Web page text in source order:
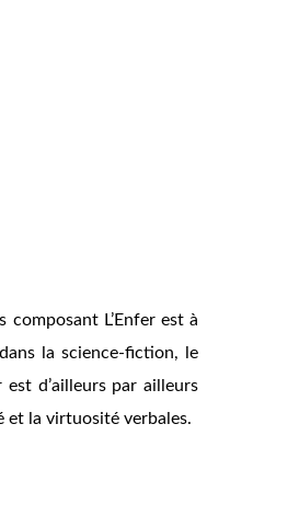
composant L’Enfer est à
la science-fiction, le
d’ailleurs par ailleurs
et la virtuosité verbales.